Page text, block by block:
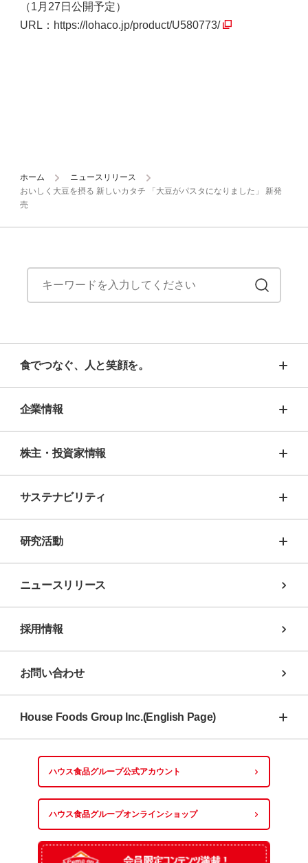
ホーム
ニュースリリース
おいしく大豆を摂る 新しいカタチ 「大豆がパスタになりました」 新発
売
（1月27日公開予定）
URL： https://lohaco.jp/product/U580773/
食でつなぐ、人と笑顔を。
企業情報
株主・投資家情報
サステナビリティ
研究活動
ニュースリリース
採用情報
お問い合わせ
House Foods Group Inc.(English Page)
ハウス食品グループ公式アカウント
ハウス食品グループオンラインショップ